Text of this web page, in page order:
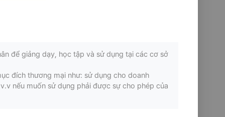
để giảng dạy, học tập và sử dụng tại các cơ sở
đích thương mại như: sử dụng cho doanh
nếu muốn sử dụng phải được sự cho phép của